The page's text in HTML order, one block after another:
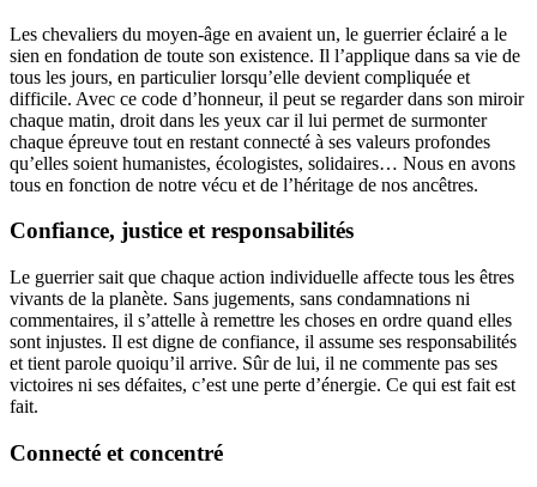
Les chevaliers du moyen-âge en avaient un, le guerrier éclairé a le
sien en fondation de toute son existence. Il l’applique dans sa vie de
tous les jours, en particulier lorsqu’elle devient compliquée et
difficile. Avec ce code d’honneur, il peut se regarder dans son miroir
chaque matin, droit dans les yeux car il lui permet de surmonter
chaque épreuve tout en restant connecté à ses valeurs profondes
qu’elles soient humanistes, écologistes, solidaires… Nous en avons
tous en fonction de notre vécu et de l’héritage de nos ancêtres.
Confiance, justice et responsabilités
Le guerrier sait que chaque action individuelle affecte tous les êtres
vivants de la planète. Sans jugements, sans condamnations ni
commentaires, il s’attelle à remettre les choses en ordre quand elles
sont injustes. Il est digne de confiance, il assume ses responsabilités
et tient parole quoiqu’il arrive. Sûr de lui, il ne commente pas ses
victoires ni ses défaites, c’est une perte d’énergie. Ce qui est fait est
fait.
Connecté et concentré